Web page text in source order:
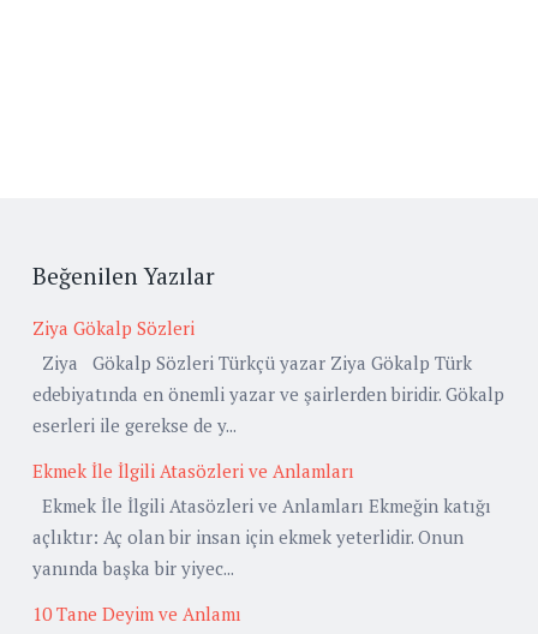
Beğenilen Yazılar
Ziya Gökalp Sözleri
Ziya Gökalp Sözleri Türkçü yazar Ziya Gökalp Türk
edebiyatında en önemli yazar ve şairlerden biridir. Gökalp
eserleri ile gerekse de y...
Ekmek İle İlgili Atasözleri ve Anlamları
Ekmek İle İlgili Atasözleri ve Anlamları Ekmeğin katığı
açlıktır: Aç olan bir insan için ekmek yeterlidir. Onun
yanında başka bir yiyec...
10 Tane Deyim ve Anlamı